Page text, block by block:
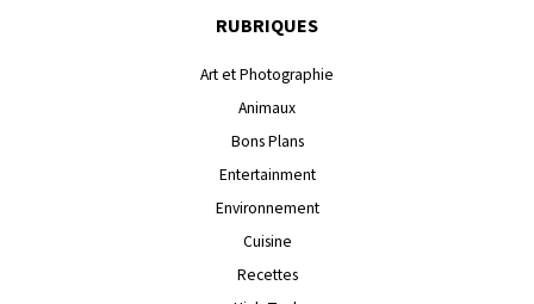
RUBRIQUES
Art et Photographie
Animaux
Bons Plans
Entertainment
Environnement
Cuisine
Recettes